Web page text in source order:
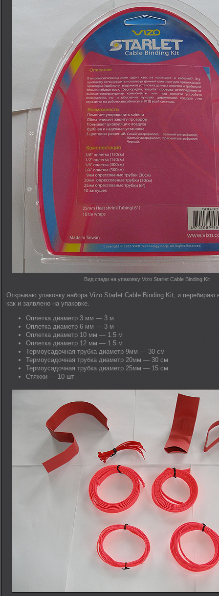
Вид сзади на упаковку Vizo Starlet Cable Binding Kit
Открываю упаковку набора Vizo Starlet Cable Binding Kit, и
как и заявлено на упаковке.
Оплетка диаметр 3 мм — 3 м
Оплетка диаметр 6 мм — 3 м
Оплетка диаметр 10 мм — 1.5 м
Оплетка диаметр 12 мм — 1.5 м
Термоусадочная трубка диаметр 9мм — 30 см
Термоусадочная трубка диаметр 20мм — 30 см
Термоусадочная трубка диаметр 25мм — 15 см
Стяжки — 10 шт